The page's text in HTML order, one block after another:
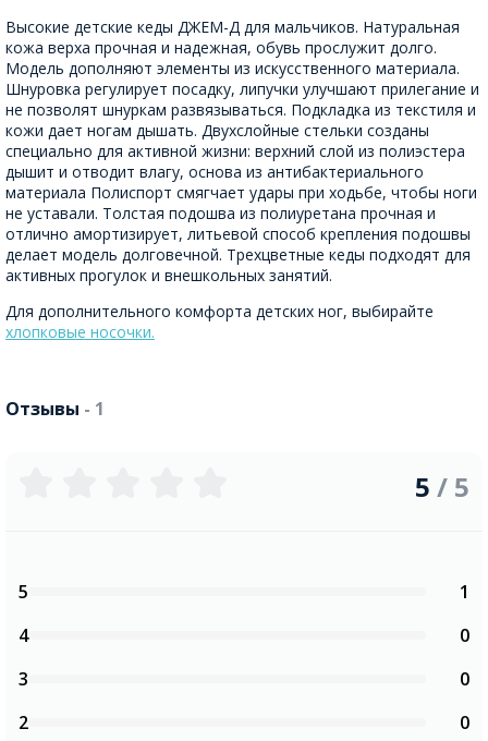
Высокие детские кеды ДЖЕМ-Д для мальчиков. Натуральная
кожа верха прочная и надежная, обувь прослужит долго.
Модель дополняют элементы из искусственного материала.
Шнуровка регулирует посадку, липучки улучшают прилегание и
не позволят шнуркам развязываться. Подкладка из текстиля и
кожи дает ногам дышать. Двухслойные стельки созданы
специально для активной жизни: верхний слой из полиэстера
дышит и отводит влагу, основа из антибактериального
материала Полиспорт смягчает удары при ходьбе, чтобы ноги
не уставали. Толстая подошва из полиуретана прочная и
отлично амортизирует, литьевой способ крепления подошвы
делает модель долговечной. Трехцветные кеды подходят для
активных прогулок и внешкольных занятий.
Для дополнительного комфорта детских ног, выбирайте
хлопковые носочки.
Отзывы - 1
5 / 5
5
1
4
0
3
0
2
0